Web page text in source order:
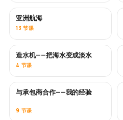
即将推出
亚洲航海
13 节课
即将推出
造水机——把海水变成淡水
4 节课
即将推出
与承包商合作——我的经验
9 节课